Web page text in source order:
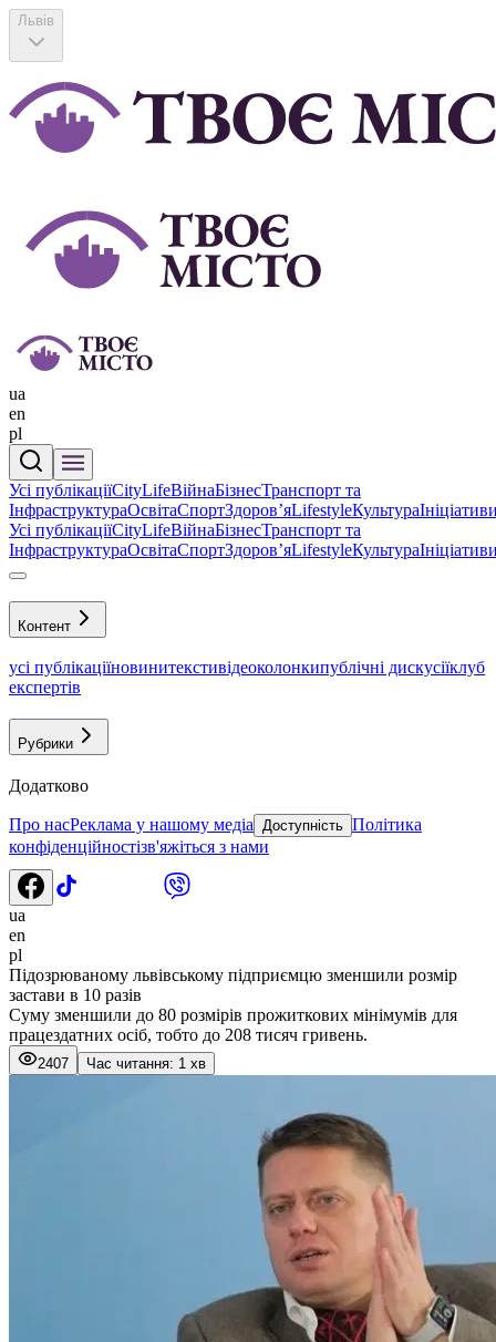
Львів
ua
en
pl
Усі публікаціїCityLifeВійнаБізнесТранспорт та
ІнфраструктураОсвітаСпортЗдоровʼяLifestyleКультура
Усі публікаціїCityLifeВійнаБізнесТранспорт та
ІнфраструктураОсвітаСпортЗдоровʼяLifestyleКультура
Контент
усі публікаціїновинитекстивідеоколонкипублічні дискусіїклуб
експертів
Рубрики
Додатково
Про насРеклама у нашому медіа Доступність Політика
конфіденційностізв'яжіться з нами
ua
en
pl
Підозрюваному львівському підприємцю зменшили розмір
застави в 10 разів
Суму зменшили до 80 розмірів прожиткових мінімумів для
працездатних осіб, тобто до 208 тисяч гривень.
2407 Час читання: 1 хв